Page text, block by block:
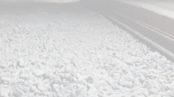
los cambios sin fin al proyecto de
la línea F